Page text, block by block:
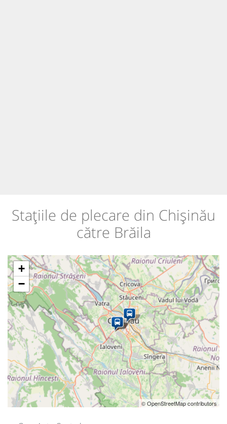
Stațiile de plecare din Chișinău
către Brăila
+
−
© OpenStreetMap contributors